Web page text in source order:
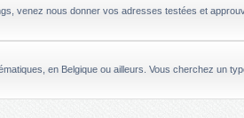
venez nous donner vos adresses testées et
en Belgique ou ailleurs. Vous cherchez un